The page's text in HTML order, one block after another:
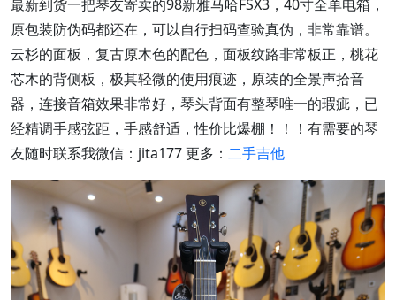
最新到货一把琴友寄卖的98新雅马哈FSX3，40寸全单电箱，
原包装防伪码都还在，可以自行扫码查验真伪，非常靠谱。
云杉的面板，复古原木色的配色，面板纹路非常板正，桃花
芯木的背侧板，极其轻微的使用痕迹，原装的全景声拾音
器，连接音箱效果非常好，琴头背面有整琴唯一的瑕疵，已
经精调手感弦距，手感舒适，性价比爆棚！！！有需要的琴
友随时联系我微信：jita177 更多： 二手吉他